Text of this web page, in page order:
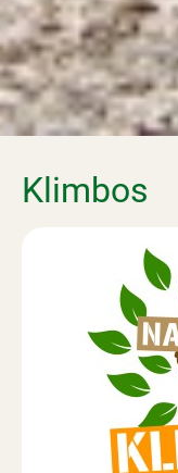
Klimbos